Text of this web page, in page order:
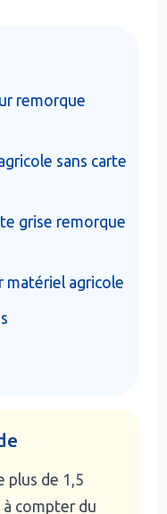
remorque
sans carte
grise remorque
matériel agricole
plus de 1,5
compter du